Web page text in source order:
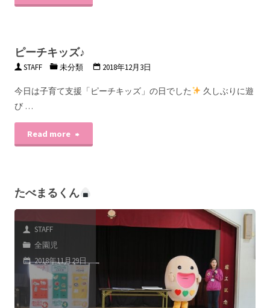
ピーチキッズ♪
STAFF 未分類 2018年12月3日
今日は子育て支援「ピーチキッズ」の日でした
久しぶりに遊
び …
Read more
たべまるくん
STAFF
全園児
2018年11月29日